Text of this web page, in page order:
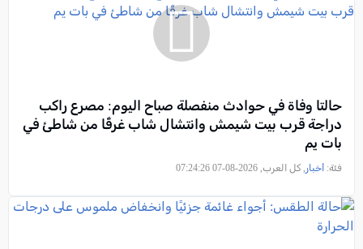
حالتا وفاة في حوادث منفصلة صباح اليوم: مصرع راكب
دراجة قرب بيت شيمش وانتشال شاب غرقًا من شاطئ في
بات يم
فئة: أخبار , كل العرب, 2026-08-07 07:24:26